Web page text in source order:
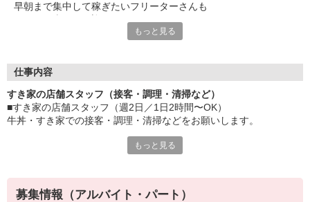
早朝まで集中して稼ぎたいフリーターさんも
オシャレを捨てる必要はありません！
急な出費も安心♪
■社員登用あり
将来を考えている方は必見です。
なか卯、かつ庵、ココス、ジョリーパスタ、ビッグボーイ、華屋
ョーグループ！
その中のひとつ『すき家』でお仕事しませんか？
もっと見る
仕事内容
すき家の店舗スタッフ（接客・調理・清掃など）
■すき家の店舗スタッフ（週2日／1日2時間〜OK）
牛丼・すき家での接客・調理・清掃などをお願いします。
あなたの笑顔で！
すばやく提供！
もっと見る
募集情報（アルバイト・パート）